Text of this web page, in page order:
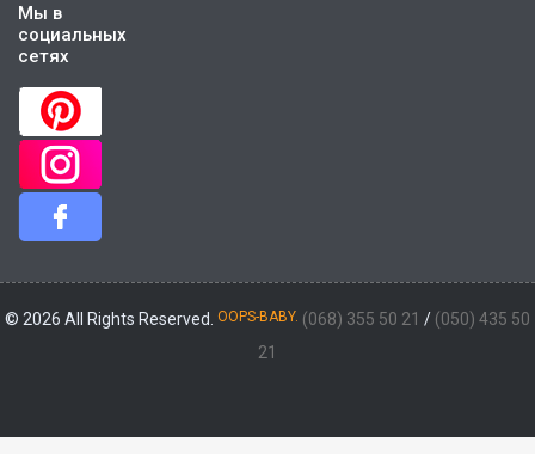
Мы в
социальных
сетях
© 2026 All Rights Reserved. OOPS-BABY. (068) 355 50 21 / (050) 435 50
21